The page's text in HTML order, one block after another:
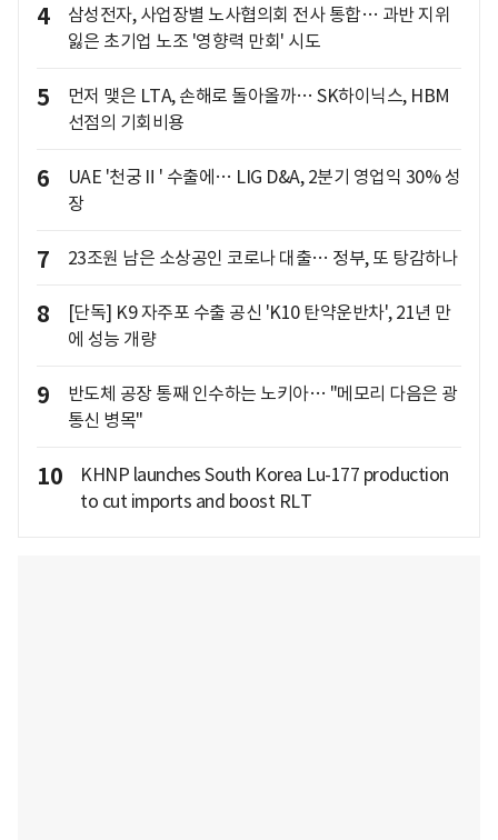
4
삼성전자, 사업장별 노사협의회 전사 통합… 과반 지위
잃은 초기업 노조 '영향력 만회' 시도
5
먼저 맺은 LTA, 손해로 돌아올까… SK하이닉스, HBM
선점의 기회비용
6
UAE '천궁Ⅱ' 수출에… LIG D&A, 2분기 영업익 30% 성
장
7 23조원 남은 소상공인 코로나 대출… 정부, 또 탕감하나
8
[단독] K9 자주포 수출 공신 'K10 탄약운반차', 21년 만
에 성능 개량
9
반도체 공장 통째 인수하는 노키아… "메모리 다음은 광
통신 병목"
10
KHNP launches South Korea Lu-177 production
to cut imports and boost RLT